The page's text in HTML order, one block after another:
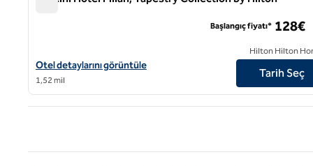
Puccini Hotel Milan, Tapestry Collection by Hilton için otel
Otel detaylarını görüntüle
1,52 mil
Başlangıç fiyatı* 128€
Hilton Hilton
Tarih Seç